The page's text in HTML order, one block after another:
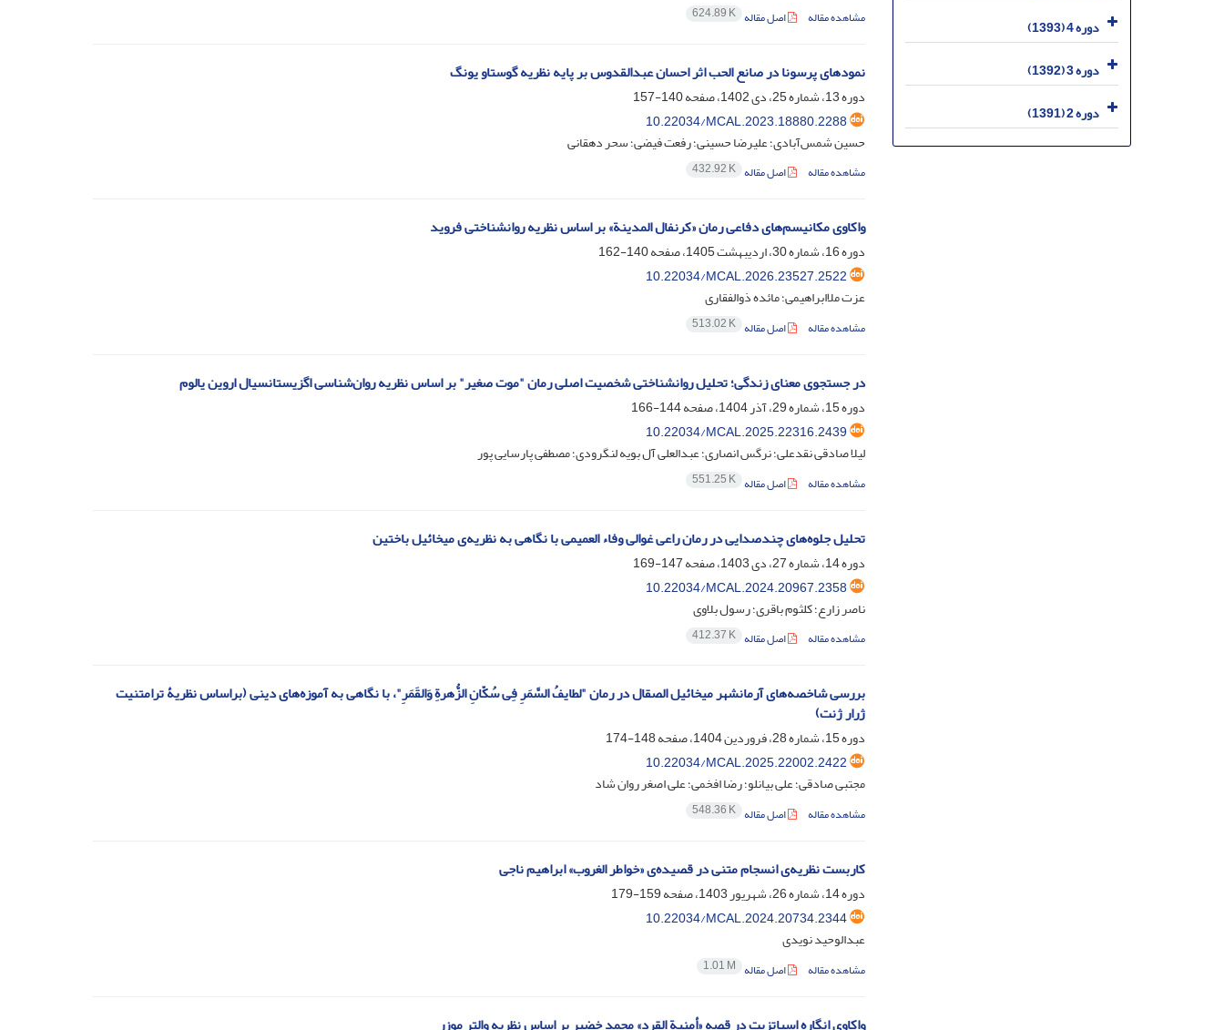
مشاهده مقاله اصل مقاله 624.89 K
نمودهای پرسونا در صانع الحب اثر احسان عبدالقدوس بر پایه نظریه گوستاو یونگ
دوره 13، شماره 25، دی 1402، صفحه
140-157
10.22034/MCAL.2023.18880.2288
حسین شمس‌آبادی؛ علیرضا حسینی؛ رفعت فیضی؛ سحر دهقانی
مشاهده مقاله اصل مقاله 432.92 K
واکاوی مکانیسم‌های دفاعی رمان «کرنفال المدینة» بر اساس نظریه روانشناختی فروید
دوره 16، شماره 30، اردیبهشت 1405، صفحه
140-162
10.22034/MCAL.2026.23527.2522
عزت ملاابراهیمی؛ مائده ذوالفقاری
مشاهده مقاله اصل مقاله 513.02 K
در جستجوی معنای زندگی؛ تحلیل روانشناختی شخصیت اصلی رمان "موت صغیر" بر اساس نظریه‌ روان‌شناسی اگزیستانسیال اروین یالوم
دوره 15، شماره 29، آذر 1404، صفحه
144-166
10.22034/MCAL.2025.22316.2439
لیلا صادقی نقدعلی؛ نرگس انصاری؛ عبدالعلی آل بویه لنگرودی؛ مصطفی پارسایی پور
مشاهده مقاله اصل مقاله 551.25 K
تحلیل جلوه‌های چند‌صدایی در رمان راعی غوالی وفاء العمیمی با نگاهی به نظریه‌ی‌ میخائیل باختین
دوره 14، شماره 27، دی 1403، صفحه
147-169
10.22034/MCAL.2024.20967.2358
ناصر زارع؛ کلثوم باقری؛ رسول بلاوی
مشاهده مقاله اصل مقاله 412.37 K
بررسی شاخصه‌های آرمانشهر میخائیل الصقال در رمان "لطایفُ السَّمَرِ فِی سُکّانِ الزُّهرةِ وَالقَمَرِ"، با نگاهی به آموزه‌های دینی (براساس نظریۀ ترامتنیت
ژرار ژنت)
دوره 15، شماره 28، فروردین 1404، صفحه
148-174
10.22034/MCAL.2025.22002.2422
مجتبی صادقی؛ علی بیانلو؛ رضا افخمی؛ علی اصغر روان شاد
مشاهده مقاله اصل مقاله 548.36 K
کاربست نظریه‌ی انسجام متنی در قصیده‌ی «خواطر الغروب» ابراهیم ناجی
دوره 14، شماره 26، شهریور 1403، صفحه
159-179
10.22034/MCAL.2024.20734.2344
عبدالوحید نویدی
مشاهده مقاله اصل مقاله 1.01 M
واکاوی انگاره اسپاتزیت در قصه «أمنیة القرد» محمد خضیر بر اساس نظریه والتر موزر
دوره 4 (1393)
دوره 3 (1392)
دوره 2 (1391)